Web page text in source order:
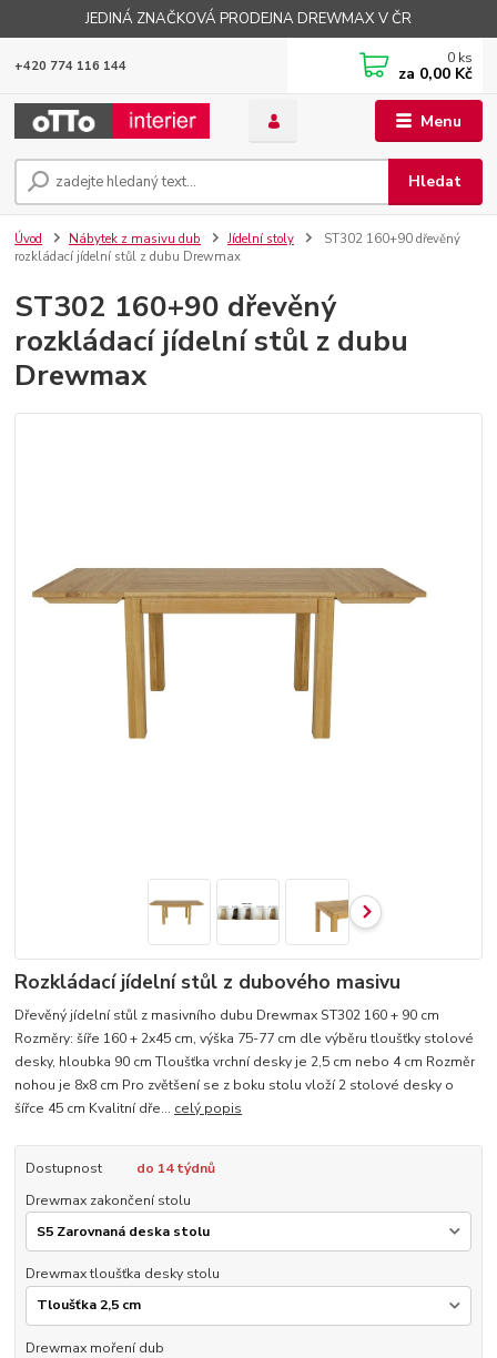
JEDINÁ ZNAČKOVÁ PRODEJNA DREWMAX V ČR
Menu
Hledat
+420 774 116 144 0 ks
za 0,00 Kč
Úvod Nábytek z masivu dub Jídelní stoly
ST302 160+90 dřevěný
rozkládací jídelní stůl z dubu Drewmax
ST302 160+90 dřevěný
rozkládací jídelní stůl z dubu
Drewmax
Rozkládací jídelní stůl z dubového masivu
Dřevěný jídelní stůl z masivního dubu Drewmax ST302 160 + 90 cm
Rozměry: šíře 160 + 2x45 cm, výška 75-77 cm dle výběru tloušťky stolové
desky, hloubka 90 cm Tloušťka vrchní desky je 2,5 cm nebo 4 cm Rozměr
nohou je 8x8 cm Pro zvětšení se z boku stolu vloží 2 stolové desky o
šířce 45 cm Kvalitní dře... celý popis
Dostupnost
do 14 týdnů
Drewmax zakončení stolu
Drewmax tloušťka desky stolu
Drewmax moření dub